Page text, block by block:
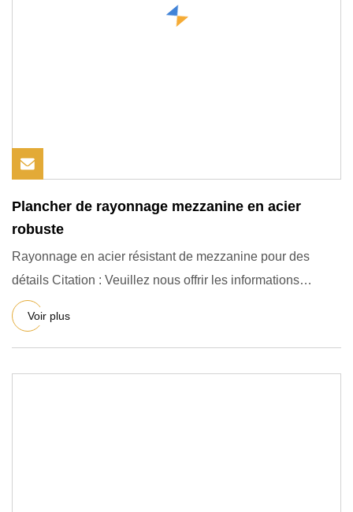
Plancher de rayonnage mezzanine en acier
robuste
Rayonnage en acier résistant de mezzanine pour des
détails Citation : Veuillez nous offrir les informations
suivantes d
Voir plus